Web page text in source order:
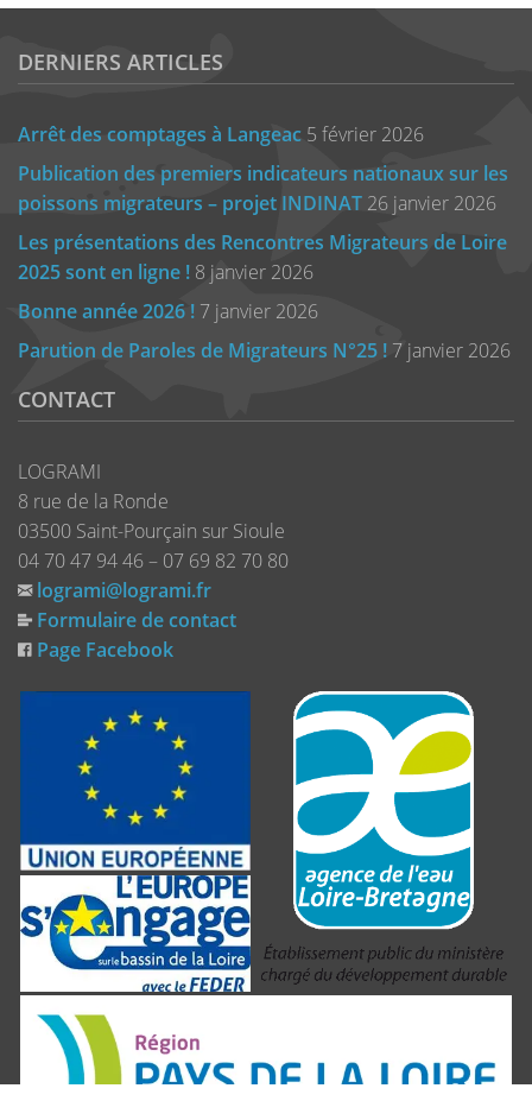
DERNIERS ARTICLES
Arrêt des comptages à Langeac 5 février 2026
Publication des premiers indicateurs nationaux sur les
poissons migrateurs – projet INDINAT 26 janvier 2026
Les présentations des Rencontres Migrateurs de Loire
2025 sont en ligne ! 8 janvier 2026
Bonne année 2026 ! 7 janvier 2026
Parution de Paroles de Migrateurs N°25 ! 7 janvier 2026
CONTACT
LOGRAMI
8 rue de la Ronde
03500 Saint-Pourçain sur Sioule
04 70 47 94 46 – 07 69 82 70 80
logrami@logrami.fr
Formulaire de contact
Page Facebook